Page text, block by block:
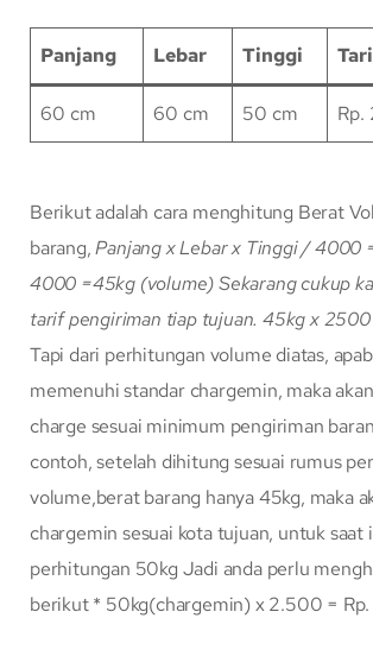
Panjang Lebar Tinggi
60 cm 60 cm 50 cm
Berikut adalah cara menghitung Berat
barang,Panjang x Lebar x Tinggi / 4000
4000 =45kg (volume)Sekarang cukup
tarif pengiriman tiap tujuan. 45kg x 2500
Tapi dari perhitungan volume diatas,
memenuhi standar chargemin, maka
charge sesuai minimum pengiriman
contoh, setelah dihitung sesuai rumus
volume,berat barang hanya 45kg, maka
chargemin sesuai kota tujuan, untuk saat
perhitungan 50kg Jadi anda perlu
berikut * 50kg(chargemin) x 2.500 =